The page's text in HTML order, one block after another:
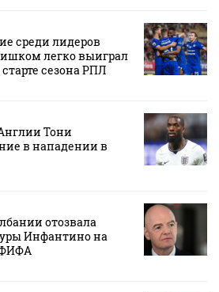
среди лидеров
легко выиграл
сезона РПЛ
Тони
в нападении в
отозвала
Инфантино на
ФИФА